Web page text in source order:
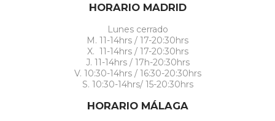
HORARIO MADRID
Lunes cerrado
M. 11-14hrs / 17-20:30hrs
X. 11-14hrs / 17-20:30hrs
J. 11-14hrs / 17h-20:30hrs
V. 10:30-14hrs / 16:30-20:30hrs
S. 10:30-14hrs/ 15-20:30hrs
HORARIO MÁLAGA